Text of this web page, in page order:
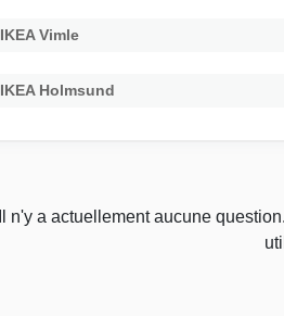
IKEA Vimle
IKEA Holmsund
Il n'y a actuellement aucune